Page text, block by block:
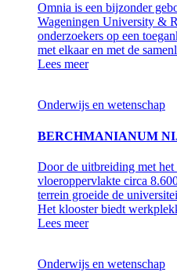
Omnia is een bijzonder
Wageningen University &
onderzoekers op een
met elkaar en met de
Lees meer
Onderwijs en wetenschap
BERCHMANIANUM
Door de uitbreiding met
vloeroppervlakte circa
terrein groeide de
Het klooster biedt
Lees meer
Onderwijs en wetenschap